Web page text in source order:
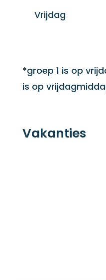
Vrijdag
*groep 1 is op
is op
Vakanties